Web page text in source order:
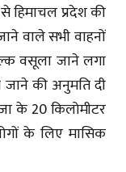
हिमाचल प्रदेश की
वाले सभी वाहनों
वसूला जाने लगा
की अनुमति दी
के 20 किलोमीटर
के लिए मासिक